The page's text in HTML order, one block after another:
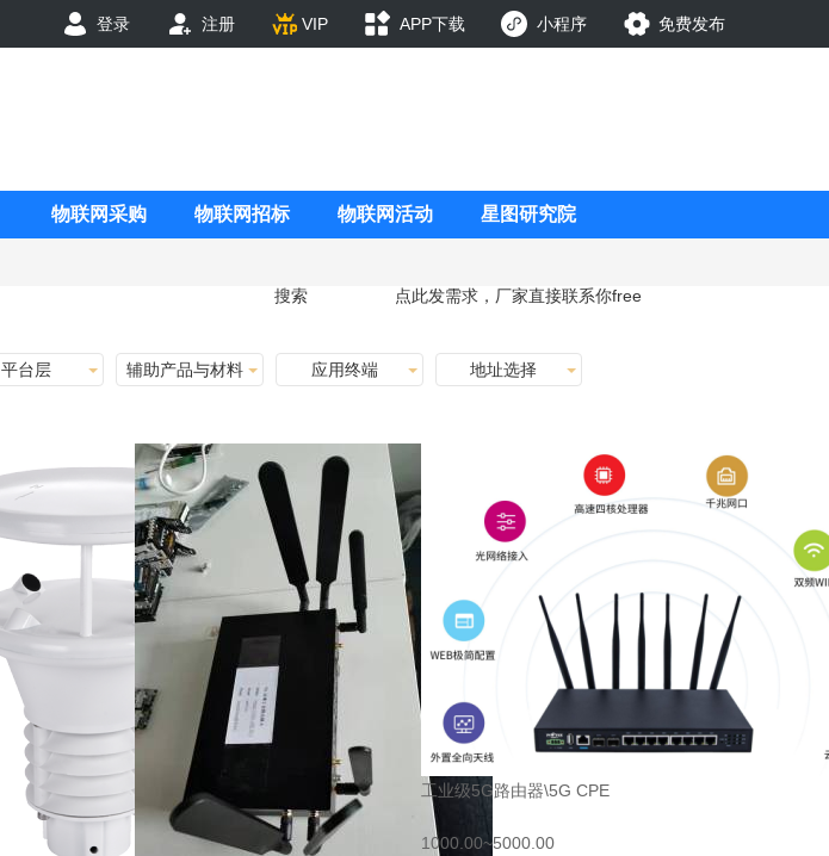
登录 注册 VIP APP下载 小程序 免费发布
物联网采购 物联网招标 物联网活动 星图研究院
搜索
点此发需求，厂家直接联系你free
平台层 辅助产品与材料 应用终端 地址选择
工业级5G路由器\5G CPE
1000.00~5000.00